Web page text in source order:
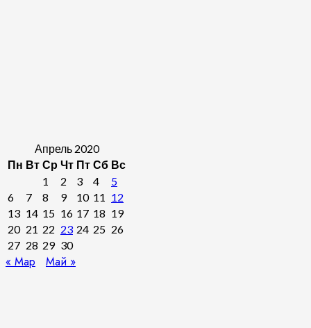
Апрель 2020
Пн Вт Ср Чт Пт Сб Вс
1
2 3 4
5
6
7 8 9 10 11 12
13 14 15 16 17 18 19
20 21 22 23 24 25 26
27 28 29 30
« Мар Май »